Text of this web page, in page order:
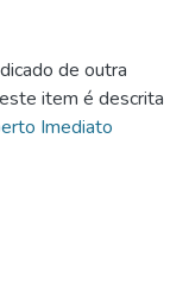
de outra
item é descrita
Imediato